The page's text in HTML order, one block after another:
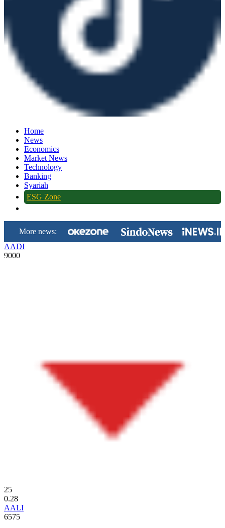
Home
News
Economics
Market News
Technology
Banking
Syariah
ESG Zone
More news:
AADI
9000
25
0.28
AALI
6575